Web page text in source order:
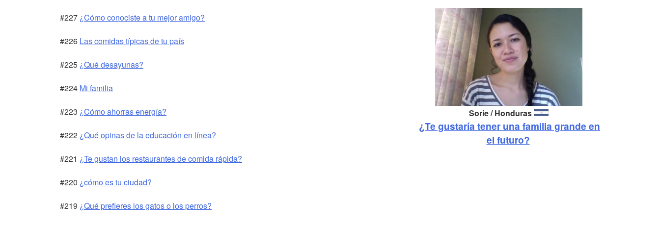
#227 ¿Cómo conociste a tu mejor amigo?
#226 Las comidas típicas de tu país
#225 ¿Qué desayunas?
#224 Mi familia
#223 ¿Cómo ahorras energía?
#222 ¿Qué opinas de la educación en línea?
#221 ¿Te gustan los restaurantes de comida rápida?
#220 ¿cómo es tu ciudad?
#219 ¿Qué prefieres los gatos o los perros?
Sorie / Honduras
¿Te gustaría tener una familia grande en
el futuro?